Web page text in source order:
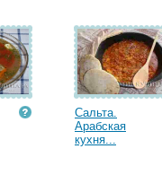
Сальта.
Арабская
кухня...